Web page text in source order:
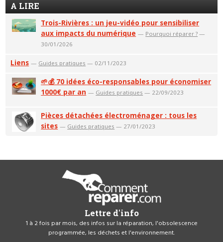
A LIRE
Trois-Rivières : un jeu-vidéo pour sensibiliser
aux impacts du numérique — Pourquoi réparer ? —
30/01/2026
Liens — Guides pratiques — 02/11/2023
🌱💰 70 idées éco-responsables pour économiser
1000€ par an — Guides pratiques — 22/09/2023
Pièces détachées électroménager : tous les
sites — Guides pratiques — 27/01/2023
Lettre d'info
1 à 2 fois par mois, des infos sur la réparation, l'obsolescence
programmée, les déchets et l'environnement.